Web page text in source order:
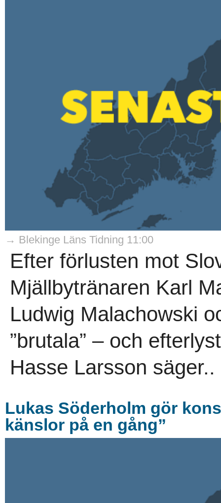
→ Blekinge Läns Tidning 11:00
Efter förlusten mot
Mjällbytränaren Karl
Ludwig Malachowski
”brutala” – och
Hasse Larsson säger..
Lukas Söderholm gör
känslor på en gång”